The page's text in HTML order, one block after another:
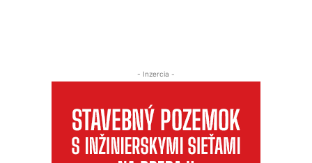
- Inzercia -